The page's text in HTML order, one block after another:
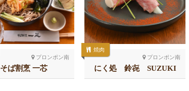
プロンポン南
そば割烹 一芯
プロンポン南
焼肉
にく処 鈴㐂 SUZUKI